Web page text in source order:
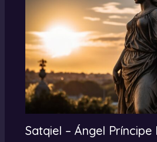
Satqiel – Ángel Príncipe